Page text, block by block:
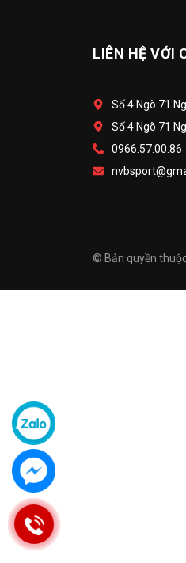
LIÊN HỆ VỚI
Số 4 Ngõ 71
Số 4 Ngõ 71
0966.57.00.86
© Bản quyền